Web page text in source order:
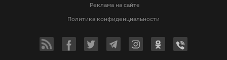
Реклама на сайте
Политика конфиденциальности